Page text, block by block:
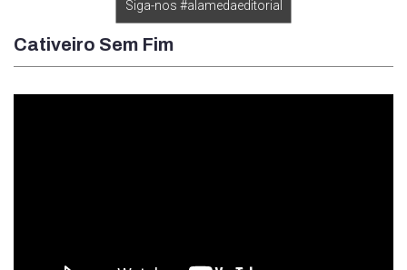
Siga-nos #alamedaeditorial
Cativeiro Sem Fim